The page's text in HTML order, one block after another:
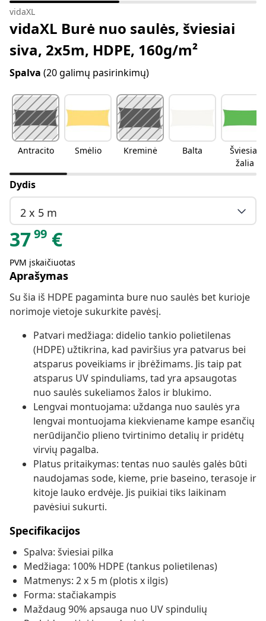
vidaXL
vidaXL Burė nuo saulės, šviesiai
siva, 2x5m, HDPE, 160g/m²
Spalva (20 galimų pasirinkimų)
Antracito Smėlio Kreminė Balta
Šviesiai
žalia
Dydis
2 x 5 m
3799 €
PVM įskaičiuotas
Aprašymas
Su šia iš HDPE pagaminta bure nuo saulės bet kurioje
norimoje vietoje sukurkite pavėsį.
Patvari medžiaga: didelio tankio polietilenas
(HDPE) užtikrina, kad paviršius yra patvarus bei
atsparus poveikiams ir įbrėžimams. Jis taip pat
atsparus UV spinduliams, tad yra apsaugotas
nuo saulės sukeliamos žalos ir blukimo.
Lengvai montuojama: uždanga nuo saulės yra
lengvai montuojama kiekviename kampe esančių
nerūdijančio plieno tvirtinimo detalių ir pridėtų
virvių pagalba.
Platus pritaikymas: tentas nuo saulės galės būti
naudojamas sode, kieme, prie baseino, terasoje ir
kitoje lauko erdvėje. Jis puikiai tiks laikinam
pavėsiui sukurti.
Specifikacijos
Spalva: šviesiai pilka
Medžiaga: 100% HDPE (tankus polietilenas)
Matmenys: 2 x 5 m (plotis x ilgis)
Forma: stačiakampis
Maždaug 90% apsauga nuo UV spindulių